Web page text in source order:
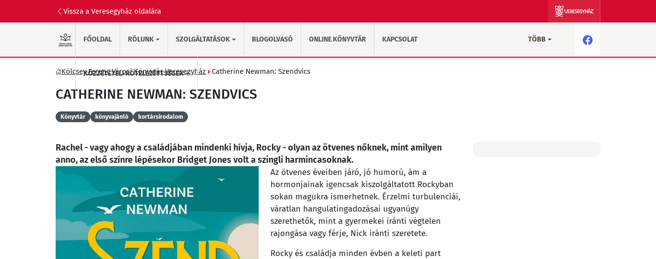
Vissza a Veresegyház oldalára
FŐOLDAL RÓLUNK SZOLGÁLTATÁSOK BLOGOLVASÓ ONLINE KÖNYVTÁR KAPCSOLAT
KÖZZÉTÉTELI KÖTELEZETTSÉGEK
TÖBB
Kölcsey Ferenc Városi Könyvtár Veresegyház Catherine Newman: Szendvics
CATHERINE NEWMAN: SZENDVICS
Könyvtár könyvajánló kortársirodalom
Rachel - vagy ahogy a családjában mindenki hívja, Rocky - olyan az ötvenes nőknek, mint amilyen
anno, az első színre lépésekor Bridget Jones volt a szingli harmincasoknak.
Az ötvenes éveiben járó, jó humorú, ám a
hormonjainak igencsak kiszolgáltatott Rockyban
sokan magukra ismerhetnek. Érzelmi turbulenciái,
váratlan hangulatingadozásai ugyanúgy
szerethetők, mint a gyermekei iránti végtelen
rajongása vagy férje, Nick iránti szeretete.
Rocky és családja minden évben a keleti part